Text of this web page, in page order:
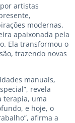
artistas
modernas.
apaixonada pela
Ela transformou o
trazendo novas
manuais,
revela
terapia, uma
e hoje, o
afirma a